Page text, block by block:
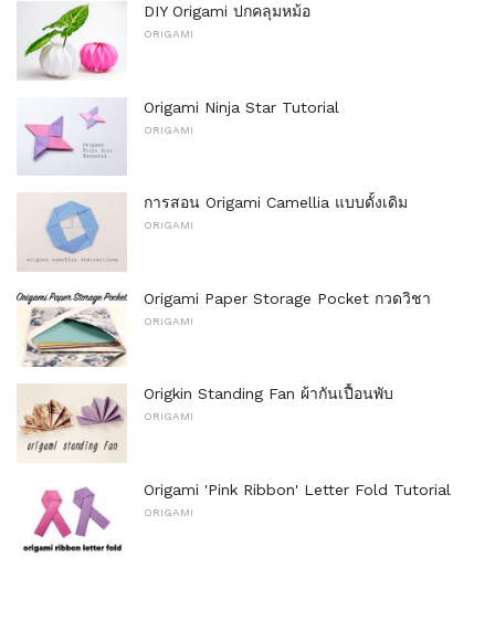
DIY Origami ปกคลุมหม้อ
ORIGAMI
Origami Ninja Star Tutorial
ORIGAMI
การสอน Origami Camellia แบบดั้งเดิม
ORIGAMI
Origami Paper Storage Pocket กวดวิชา
ORIGAMI
Origkin Standing Fan ผ้ากันเปื้อนพับ
ORIGAMI
Origami 'Pink Ribbon' Letter Fold Tutorial
ORIGAMI